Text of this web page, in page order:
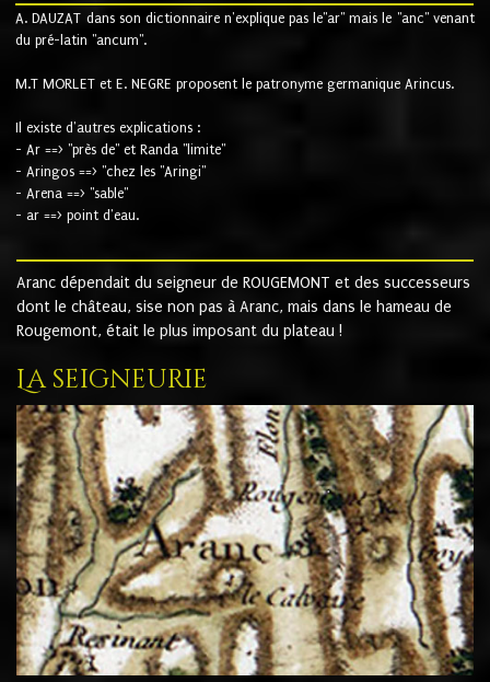
A. DAUZAT dans son dictionnaire n'explique pas le"ar" mais le "anc" venant
du pré-latin "ancum".
M.T MORLET et E. NEGRE proposent le patronyme germanique Arincus.
Il existe d'autres explications :
- Ar ==> "près de" et Randa "limite"
- Aringos ==> "chez les "Aringi"
- Arena ==> "sable"
- ar ==> point d'eau.
Aranc dépendait du seigneur de ROUGEMONT et des successeurs
dont le château, sise non pas à Aranc, mais dans le hameau de
Rougemont, était le plus imposant du plateau !
La seigneurie